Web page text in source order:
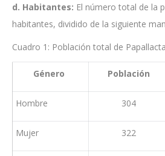
d. Habitantes: El número total de la
habitantes, dividido de la siguiente
Cuadro 1: Población total de Papallacta
Género Población
Hombre 304
Mujer 322